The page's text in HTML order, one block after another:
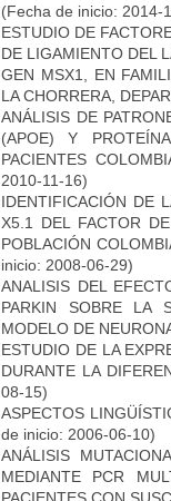
(Fecha de inicio: 2014-
ESTUDIO DE
DE LIGAMIENTO DEL
GEN MSX1, EN
LA CHORRERA,
ANÁLISIS DE
(APOE) Y
PACIENTES
2010-11-16)
IDENTIFICACIÓN DE
X5.1 DEL FACTOR
POBLACIÓN
inicio: 2008-06-29)
ANALISIS DEL
PARKIN SOBRE LA
MODELO DE
ESTUDIO DE LA
DURANTE LA
08-15)
ASPECTOS
de inicio: 2006-06-10)
ANÁLISIS
MEDIANTE PCR